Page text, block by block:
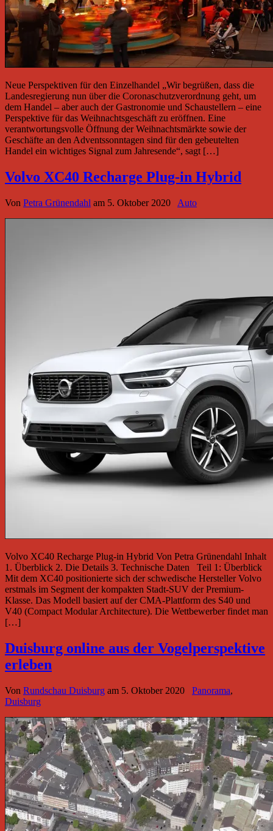
Neue Perspektiven für den Einzelhandel „Wir begrüßen, dass die
Landesregierung nun über die Coronaschutzverordnung geht, um
dem Handel – aber auch der Gastronomie und Schaustellern – eine
Perspektive für das Weihnachtsgeschäft zu eröffnen. Eine
verantwortungsvolle Öffnung der Weihnachtsmärkte sowie der
Geschäfte an den Adventssonntagen sind für den gebeutelten
Handel ein wichtiges Signal zum Jahresende“, sagt […]
Volvo XC40 Recharge Plug-in Hybrid
Von Petra Grünendahl am 5. Oktober 2020 Auto
Volvo XC40 Recharge Plug-in Hybrid Von Petra Grünendahl Inhalt
1. Überblick 2. Die Details 3. Technische Daten Teil 1: Überblick
Mit dem XC40 positionierte sich der schwedische Hersteller Volvo
erstmals im Segment der kompakten Stadt-SUV der Premium-
Klasse. Das Modell basiert auf der CMA-Plattform des S40 und
V40 (Compact Modular Architecture). Die Wettbewerber findet man
[…]
Duisburg online aus der Vogelperspektive
erleben
Von Rundschau Duisburg am 5. Oktober 2020 Panorama,
Duisburg